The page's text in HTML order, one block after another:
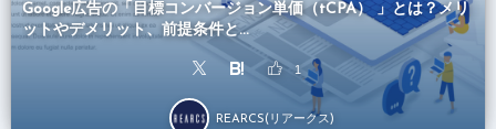
Google広告の「目標コンバージョン単価（tCPA） 」とは？メリ
ットやデメリット、前提条件と...
1
REARCS(リアークス)